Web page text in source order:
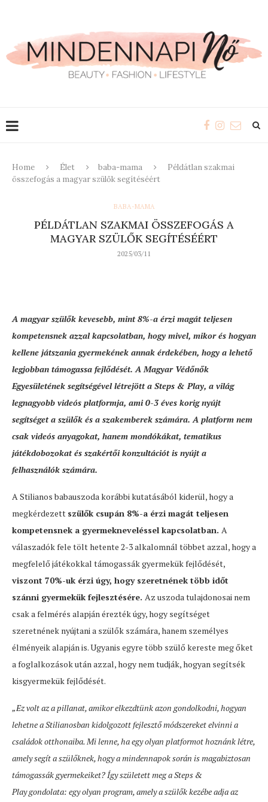
Home Élet baba-mama
Példátlan szakmai
összefogás a magyar szülők segítéséért
BABA-MAMA
PÉLDÁTLAN SZAKMAI ÖSSZEFOGÁS A
MAGYAR SZÜLŐK SEGÍTÉSÉÉRT
2025/03/11
A magyar szülők kevesebb, mint 8%-a érzi magát teljesen
kompetensnek azzal kapcsolatban, hogy mivel, mikor és hogyan
kellene játszania gyermekének annak érdekében, hogy a lehető
legjobban támogassa fejlődését. A Magyar Védőnők
Egyesületének segítségével létrejött a Steps & Play, a világ
legnagyobb videós platformja, ami 0-3 éves korig nyújt
segítséget a szülők és a szakemberek számára. A platform nem
csak videós anyagokat, hanem mondókákat, tematikus
játékdobozokat és szakértői konzultációt is nyújt a
felhasználók számára.
A Stilianos babauszoda korábbi kutatásából kiderül, hogy a
megkérdezett szülők csupán 8%-a érzi magát teljesen
kompetensnek a gyermekneveléssel kapcsolatban. A
válaszadók fele tölt hetente 2-3 alkalomnál többet azzal, hogy a
megfelelő játékokkal támogassák gyermekük fejlődését,
viszont 70%-uk érzi úgy, hogy szeretnének több időt
szánni gyermekük fejlesztésére. Az uszoda tulajdonosai nem
csak a felmérés alapján érezték úgy, hogy segítséget
szeretnének nyújtani a szülők számára, hanem személyes
élményeik alapján is. Ugyanis egyre több szülő kereste meg őket
a foglalkozások után azzal, hogy nem tudják, hogyan segítsék
kisgyermekük fejlődését.
„Ez volt az a pillanat, amikor elkezdtünk azon gondolkodni, hogyan
lehetne a Stilianosban kidolgozott fejlesztő módszereket elvinni a
családok otthonaiba. Mi lenne, ha egy olyan platformot hoznánk létre,
amely segít a szülőknek, hogy a mindennapok során is magabiztosan
támogassák gyermekeiket? Így született meg a Steps &
Play gondolata: egy olyan program, amely a szülők kezébe adja az